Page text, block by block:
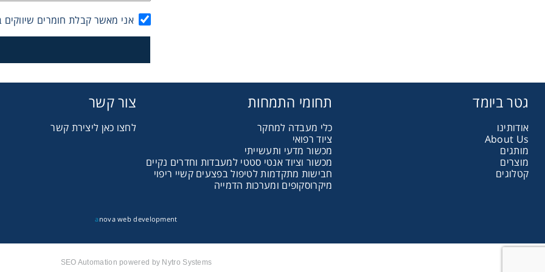
אני מאשר קבלת חומרים שיווקים
גטר ביומד
אודותינו
About Us
מותגים
מוצרים
קטלוגים
תחומי התמחות
כלי מעבדה למחקר
ציוד רפואי
מכשור מדעי ותעשייתי
מכשור וציוד אנטי סטטי למעבדות וחדרים נקיים
חבישות מתקדמות לטיפול בפצעים קשיי ריפוי
מיקרוסקופים ומערכות הדמייה
צור קשר
לחצו כאן ליצירת קשר
a nova web development
SEO Automation powered by Nytro Systems
Plasticware
Reagents & Kits
Consumables
Chemicals